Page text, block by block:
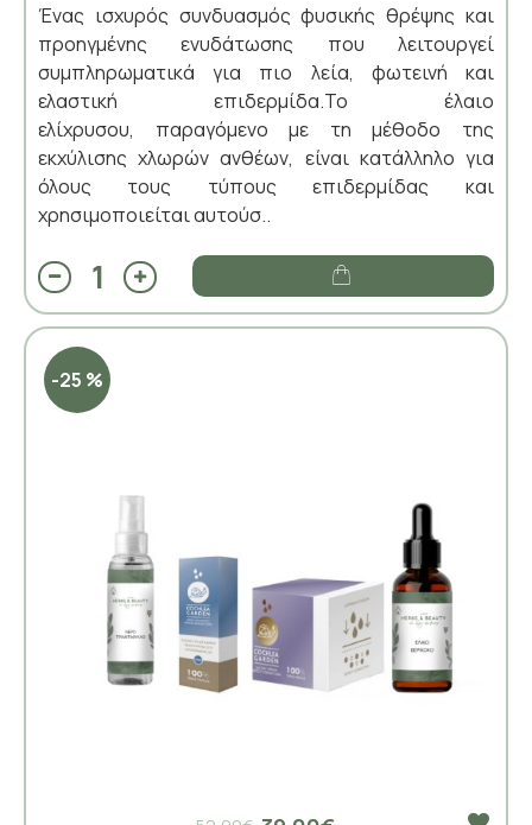
Ένας ισχυρός συνδυασμός φυσικής θρέψης και
προηγμένης ενυδάτωσης που λειτουργεί
συμπληρωματικά για πιο λεία, φωτεινή και
ελαστική επιδερμίδα.Το έλαιο
ελίχρυσου, παραγόμενο με τη μέθοδο της
εκχύλισης χλωρών ανθέων, είναι κατάλληλο για
όλους τους τύπους επιδερμίδας και
χρησιμοποιείται αυτούσ..
-25 %